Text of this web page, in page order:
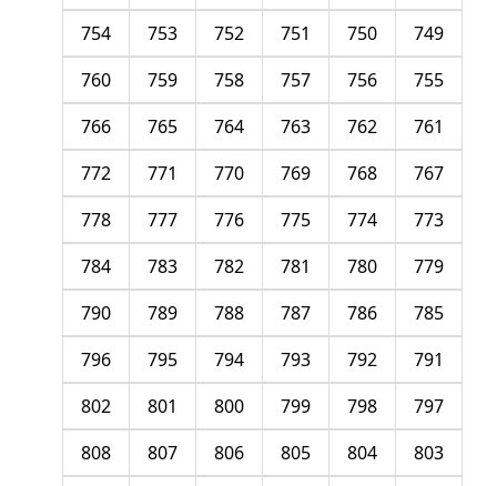
749
750
751
752
753
754
755
756
757
758
759
760
761
762
763
764
765
766
767
768
769
770
771
772
773
774
775
776
777
778
779
780
781
782
783
784
785
786
787
788
789
790
791
792
793
794
795
796
797
798
799
800
801
802
803
804
805
806
807
808